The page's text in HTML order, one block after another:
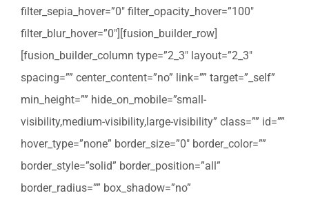
filter_sepia_hover=”0″ filter_opacity_hover=”100″
filter_blur_hover=”0″][fusion_builder_row]
[fusion_builder_column type=”2_3″ layout=”2_3″
spacing=”” center_content=”no” link=”” target=”_self”
min_height=”” hide_on_mobile=”small-
visibility,medium-visibility,large-visibility” class=”” id=””
hover_type=”none” border_size=”0″ border_color=””
border_style=”solid” border_position=”all”
border_radius=”” box_shadow=”no”